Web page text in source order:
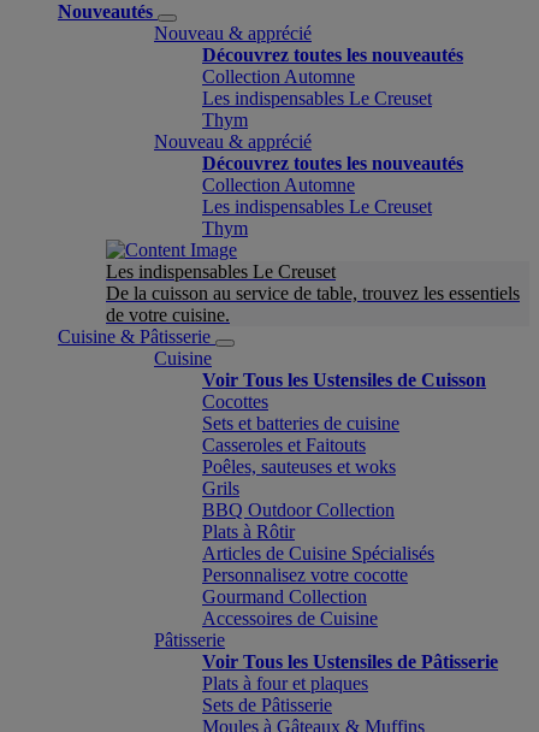
Nouveautés
Nouveau & apprécié
Découvrez toutes les nouveautés
Collection Automne
Les indispensables Le Creuset
Thym
Nouveau & apprécié
Découvrez toutes les nouveautés
Collection Automne
Les indispensables Le Creuset
Thym
Les indispensables Le Creuset
De la cuisson au service de table, trouvez les essentiels
de votre cuisine.
Cuisine & Pâtisserie
Cuisine
Voir Tous les Ustensiles de Cuisson
Cocottes
Sets et batteries de cuisine
Casseroles et Faitouts
Poêles, sauteuses et woks
Grils
BBQ Outdoor Collection
Plats à Rôtir
Articles de Cuisine Spécialisés
Personnalisez votre cocotte
Gourmand Collection
Accessoires de Cuisine
Pâtisserie
Voir Tous les Ustensiles de Pâtisserie
Plats à four et plaques
Sets de Pâtisserie
Moules à Gâteaux & Muffins